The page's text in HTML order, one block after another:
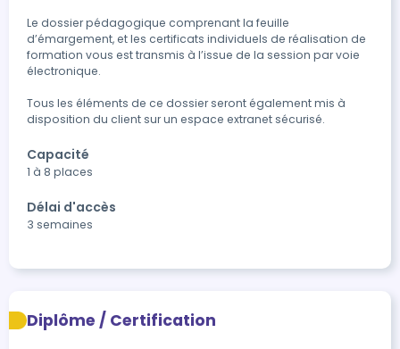
Le dossier pédagogique comprenant la feuille
d’émargement, et les certificats individuels de réalisation de
formation vous est transmis à l’issue de la session par voie
électronique.
Tous les éléments de ce dossier seront également mis à
disposition du client sur un espace extranet sécurisé.
Capacité
1 à 8 places
Délai d'accès
3 semaines
Diplôme / Certification